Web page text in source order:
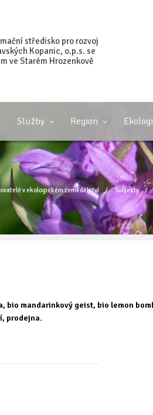
středisko pro rozvoj
Kopanic, o.p.s. se
ve Starém Hrozenkově
Služby Region
v ekologickém zemědělství / Subjekty /
bio mandarinkový geist, bio lemon
prodejna.